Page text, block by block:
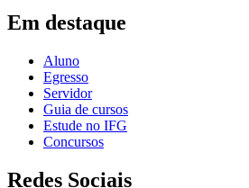
Em destaque
Aluno
Egresso
Servidor
Guia de cursos
Estude no IFG
Concursos
Redes Sociais